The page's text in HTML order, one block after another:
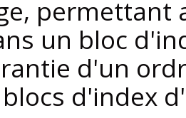
permettant
un bloc
d'un
d'index